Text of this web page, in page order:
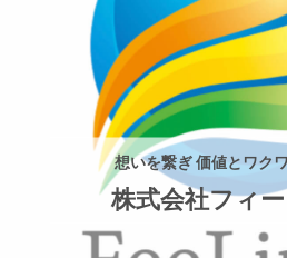
想いを繋ぎ 価値とワク
株式会社フィ